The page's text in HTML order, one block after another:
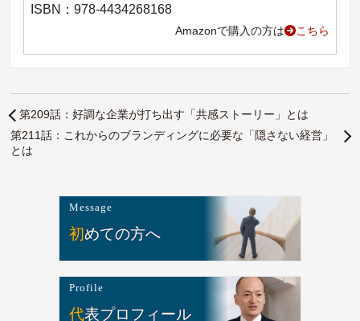
ISBN：978-4434268168
Amazonで購入の方は こちら
第209話：好調な企業が打ち出す「共感ストーリー」とは
第211話：これからのブランディングに必要な「隠さない経営」
とは
Message
初めての方へ
Profile
代表プロフィール